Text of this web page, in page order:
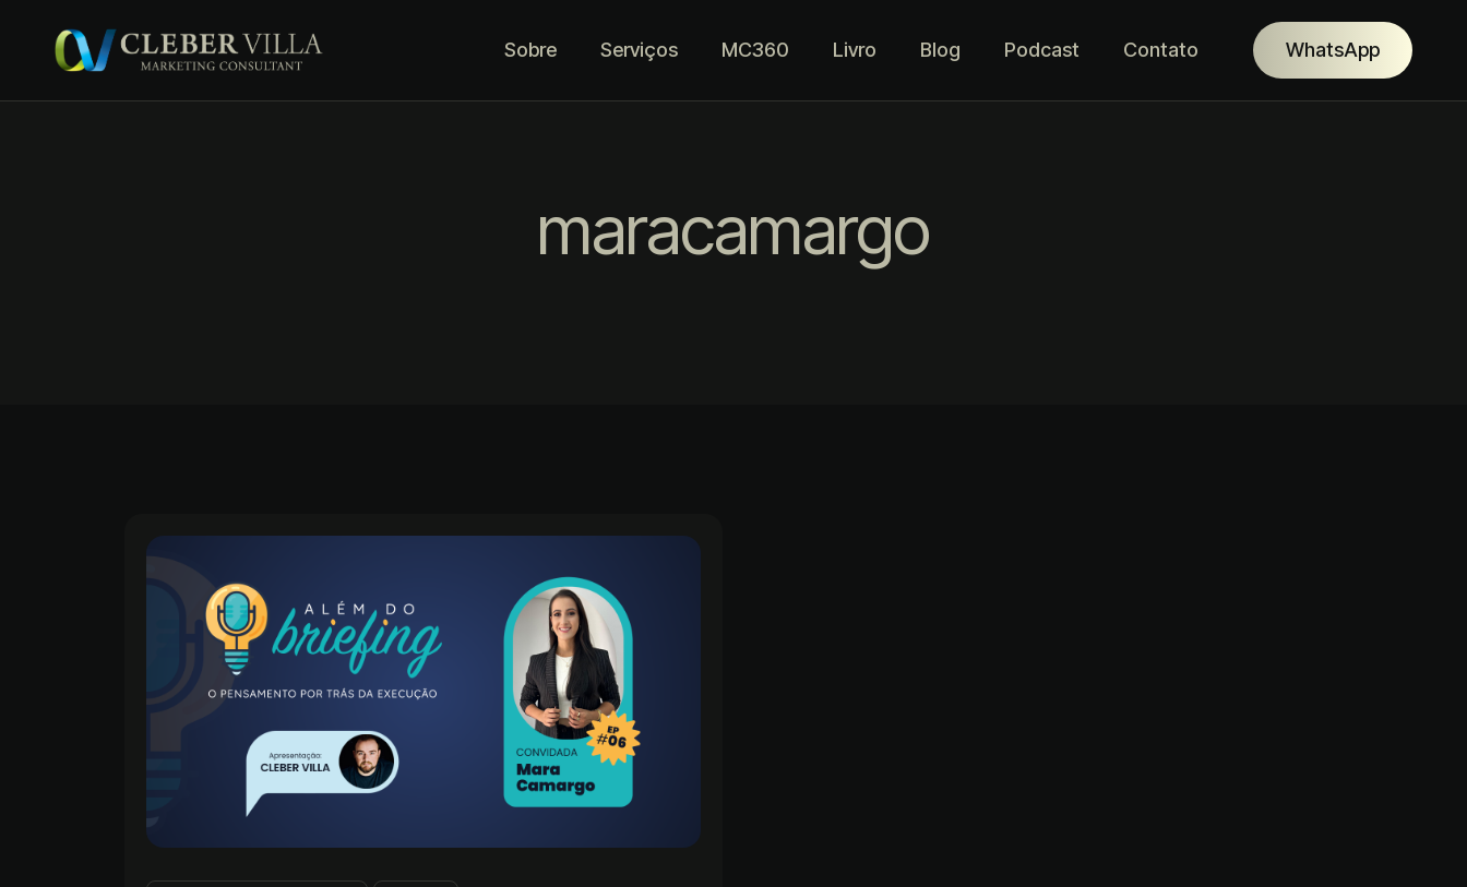
Sobre Serviços MC360 Livro Blog Podcast Contato WhatsApp
maracamargo